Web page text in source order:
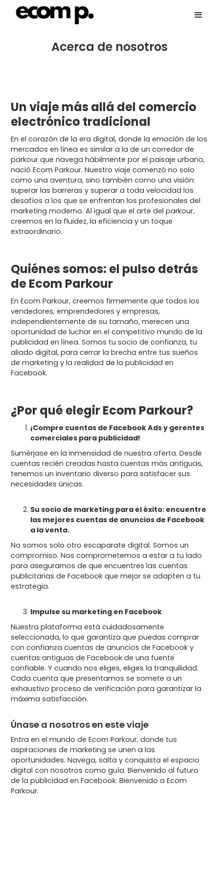
Acerca de nosotros
Un viaje más allá del comercio
electrónico tradicional
En el corazón de la era digital, donde la emoción de los
mercados en línea es similar a la de un corredor de
parkour que navega hábilmente por el paisaje urbano,
nació Ecom Parkour. Nuestro viaje comenzó no solo
como una aventura, sino también como una visión:
superar las barreras y superar a toda velocidad los
desafíos a los que se enfrentan los profesionales del
marketing moderno. Al igual que el arte del parkour,
creemos en la fluidez, la eficiencia y un toque
extraordinario.
Quiénes somos: el pulso detrás
de Ecom Parkour
En Ecom Parkour, creemos firmemente que todos los
vendedores, emprendedores y empresas,
independientemente de su tamaño, merecen una
oportunidad de luchar en el competitivo mundo de la
publicidad en línea. Somos tu socio de confianza, tu
aliado digital, para cerrar la brecha entre tus sueños
de marketing y la realidad de la publicidad en
Facebook.
¿Por qué elegir Ecom Parkour?
¡Compre cuentas de Facebook Ads y gerentes
comerciales para publicidad!
Sumérjase en la inmensidad de nuestra oferta. Desde
cuentas recién creadas hasta cuentas más antiguas,
tenemos un inventario diverso para satisfacer sus
necesidades únicas.
Su socio de marketing para el éxito: encuentre
las mejores cuentas de anuncios de Facebook
a la venta.
No somos solo otro escaparate digital. Somos un
compromiso. Nos comprometemos a estar a tu lado
para asegurarnos de que encuentres las cuentas
publicitarias de Facebook que mejor se adapten a tu
estrategia.
Impulse su marketing en Facebook
Nuestra plataforma está cuidadosamente
seleccionada, lo que garantiza que puedas comprar
con confianza cuentas de anuncios de Facebook y
cuentas antiguas de Facebook de una fuente
confiable. Y cuando nos eliges, eliges la tranquilidad.
Cada cuenta que presentamos se somete a un
exhaustivo proceso de verificación para garantizar la
máxima satisfacción.
Únase a nosotros en este viaje
Entra en el mundo de Ecom Parkour, donde tus
aspiraciones de marketing se unen a las
oportunidades. Navega, salta y conquista el espacio
digital con nosotros como guía. Bienvenido al futuro
de la publicidad en Facebook. Bienvenido a Ecom
Parkour.